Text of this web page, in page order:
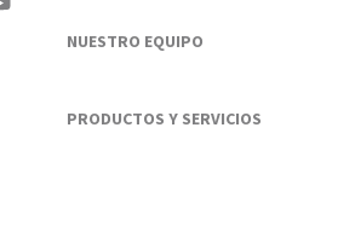
NUESTRO EQUIPO
PRODUCTOS Y SERVICIOS